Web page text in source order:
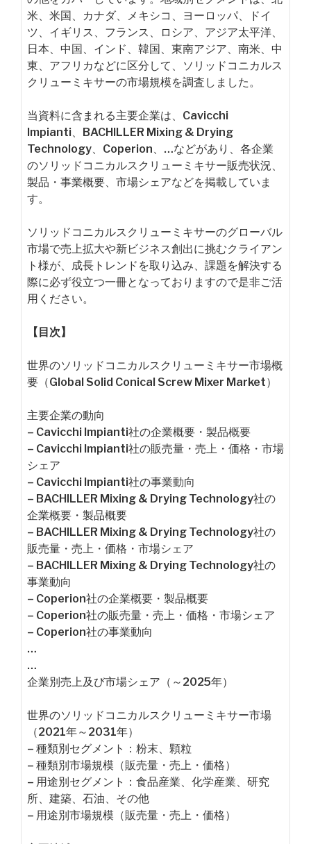
米、米国、カナダ、メキシコ、ヨーロッパ、ドイ
ツ、イギリス、フランス、ロシア、アジア太平洋、
日本、中国、インド、韓国、東南アジア、南米、中
東、アフリカなどに区分して、ソリッドコニカルス
クリューミキサーの市場規模を調査しました。
当資料に含まれる主要企業は、Cavicchi
Impianti、BACHILLER Mixing & Drying
Technology、Coperion、…などがあり、各企業
のソリッドコニカルスクリューミキサー販売状況、
製品・事業概要、市場シェアなどを掲載していま
す。
ソリッドコニカルスクリューミキサーのグローバル
市場で売上拡大や新ビジネス創出に挑むクライアン
ト様が、成長トレンドを取り込み、課題を解決する
際に必ず役立つ一冊となっておりますので是非ご活
用ください。
【目次】
世界のソリッドコニカルスクリューミキサー市場概
要（Global Solid Conical Screw Mixer Market）
主要企業の動向
– Cavicchi Impianti社の企業概要・製品概要
– Cavicchi Impianti社の販売量・売上・価格・市場
シェア
– Cavicchi Impianti社の事業動向
– BACHILLER Mixing & Drying Technology社の
企業概要・製品概要
– BACHILLER Mixing & Drying Technology社の
販売量・売上・価格・市場シェア
– BACHILLER Mixing & Drying Technology社の
事業動向
– Coperion社の企業概要・製品概要
– Coperion社の販売量・売上・価格・市場シェア
– Coperion社の事業動向
…
…
企業別売上及び市場シェア（～2025年）
世界のソリッドコニカルスクリューミキサー市場
（2021年～2031年）
– 種類別セグメント：粉末、顆粒
– 種類別市場規模（販売量・売上・価格）
– 用途別セグメント：食品産業、化学産業、研究
所、建築、石油、その他
– 用途別市場規模（販売量・売上・価格）